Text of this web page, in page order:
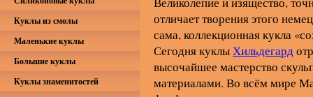
отличает творения этого
сама, коллекционная кукла
Сегодня куклыХильдегард
высочайшее мастерство
материалами. Во всём мире
Куклы из смолы
Маленькие куклы
Большие куклы
Куклы знаменитостей